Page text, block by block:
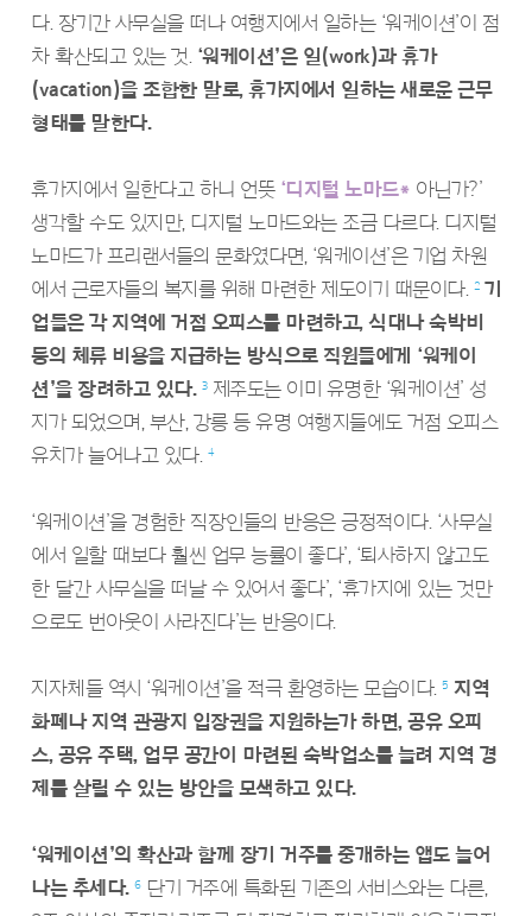
다. 장기간 사무실을 떠나 여행지에서 일하는 ‘워케이션’이 점
차 확산되고 있는 것. ‘워케이션’은 일(work)과 휴가
(vacation)을 조합한 말로, 휴가지에서 일하는 새로운 근무
형태를 말한다.
휴가지에서 일한다고 하니 언뜻 ‘디지털 노마드* 아닌가?’
생각할 수도 있지만, 디지털 노마드와는 조금 다르다. 디지털
노마드가 프리랜서들의 문화였다면, ‘워케이션’은 기업 차원
에서 근로자들의 복지를 위해 마련한 제도이기 때문이다.
2 기
업들은 각 지역에 거점 오피스를 마련하고, 식대나 숙박비
등의 체류 비용을 지급하는 방식으로 직원들에게 ‘워케이
션’을 장려하고 있다. 3제주도는 이미 유명한 ‘워케이션’ 성
지가 되었으며, 부산, 강릉 등 유명 여행지들에도 거점 오피스
유치가 늘어나고 있다.
4
‘워케이션’을 경험한 직장인들의 반응은 긍정적이다. ‘사무실
에서 일할 때보다 훨씬 업무 능률이 좋다’, ‘퇴사하지 않고도
한 달간 사무실을 떠날 수 있어서 좋다’, ‘휴가지에 있는 것만
으로도 번아웃이 사라진다’는 반응이다.
지자체들 역시 ‘워케이션’을 적극 환영하는 모습이다. 5 지역
화폐나 지역 관광지 입장권을 지원하는가 하면, 공유 오피
스, 공유 주택, 업무 공간이 마련된 숙박업소를 늘려 지역 경
제를 살릴 수 있는 방안을 모색하고 있다.
‘워케이션’의 확산과 함께 장기 거주를 중개하는 앱도 늘어
나는 추세다. 6단기 거주에 특화된 기존의 서비스와는 다른,